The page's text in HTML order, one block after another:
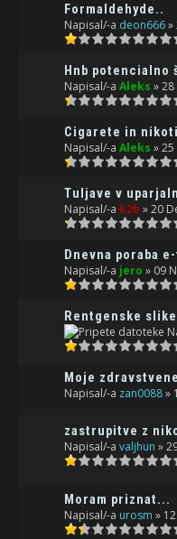
Formaldehyde..
Napisal/-a deon666»
Hnb
Napisal/-a Aleks »
Cigarete in
Napisal/-a Aleks »
Tuljave v
Napisal/-a k2b » 20
Dnevna poraba
Napisal/-a jero » 09
Rentgenske
Moje
Napisal/-a zan0088»
zastrupitve z
Napisal/-a valjhun »
Moram priznat...
Napisal/-a urosm »